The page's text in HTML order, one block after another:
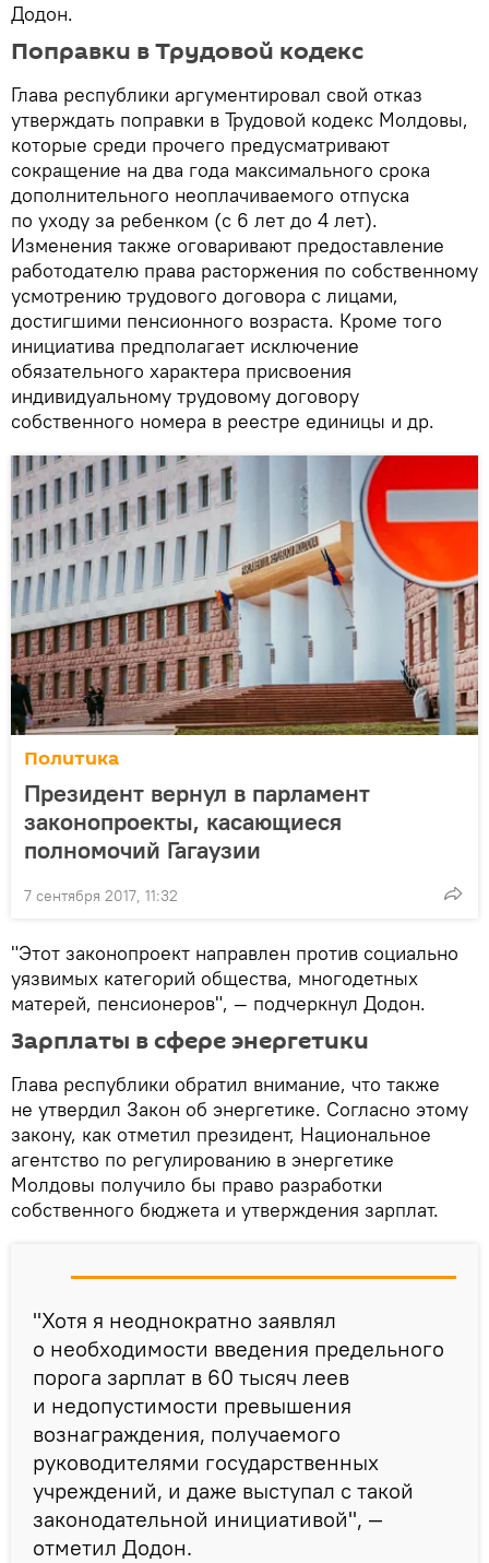
Додон.
Поправки в Трудовой кодекс
Глава республики аргументировал свой отказ
утверждать поправки в Трудовой кодекс Молдовы,
которые среди прочего предусматривают
сокращение на два года максимального срока
дополнительного неоплачиваемого отпуска
по уходу за ребенком (с 6 лет до 4 лет).
Изменения также оговаривают предоставление
работодателю права расторжения по собственному
усмотрению трудового договора с лицами,
достигшими пенсионного возраста. Кроме того
инициатива предполагает исключение
обязательного характера присвоения
индивидуальному трудовому договору
собственного номера в реестре единицы и др.
Политика
Президент вернул в парламент
законопроекты, касающиеся
полномочий Гагаузии
7 сентября 2017, 11:32
"Этот законопроект направлен против социально
уязвимых категорий общества, многодетных
матерей, пенсионеров", — подчеркнул Додон.
Зарплаты в сфере энергетики
Глава республики обратил внимание, что также
не утвердил Закон об энергетике. Согласно этому
закону, как отметил президент, Национальное
агентство по регулированию в энергетике
Молдовы получило бы право разработки
собственного бюджета и утверждения зарплат.
"Хотя я неоднократно заявлял
о необходимости введения предельного
порога зарплат в 60 тысяч леев
и недопустимости превышения
вознаграждения, получаемого
руководителями государственных
учреждений, и даже выступал с такой
законодательной инициативой", —
отметил Додон.